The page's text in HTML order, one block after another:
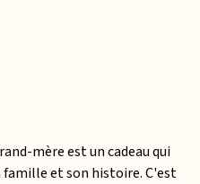
mère est un cadeau qui
famille et son histoire. C'est